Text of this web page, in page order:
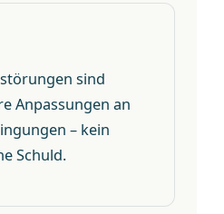
sind
Anpassungen an
– kein
Schuld.